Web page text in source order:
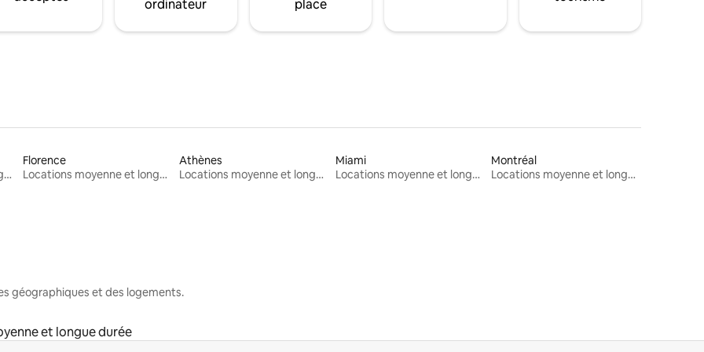
ordinateur place
Locations moyenne et longue durée
Florence
Locations moyenne et longue durée
Athènes
Locations moyenne et longue durée
Miami
Locations moyenne et longue durée
Montréal
Locations moyenne et longue durée
géographiques et des logements.
et longue durée